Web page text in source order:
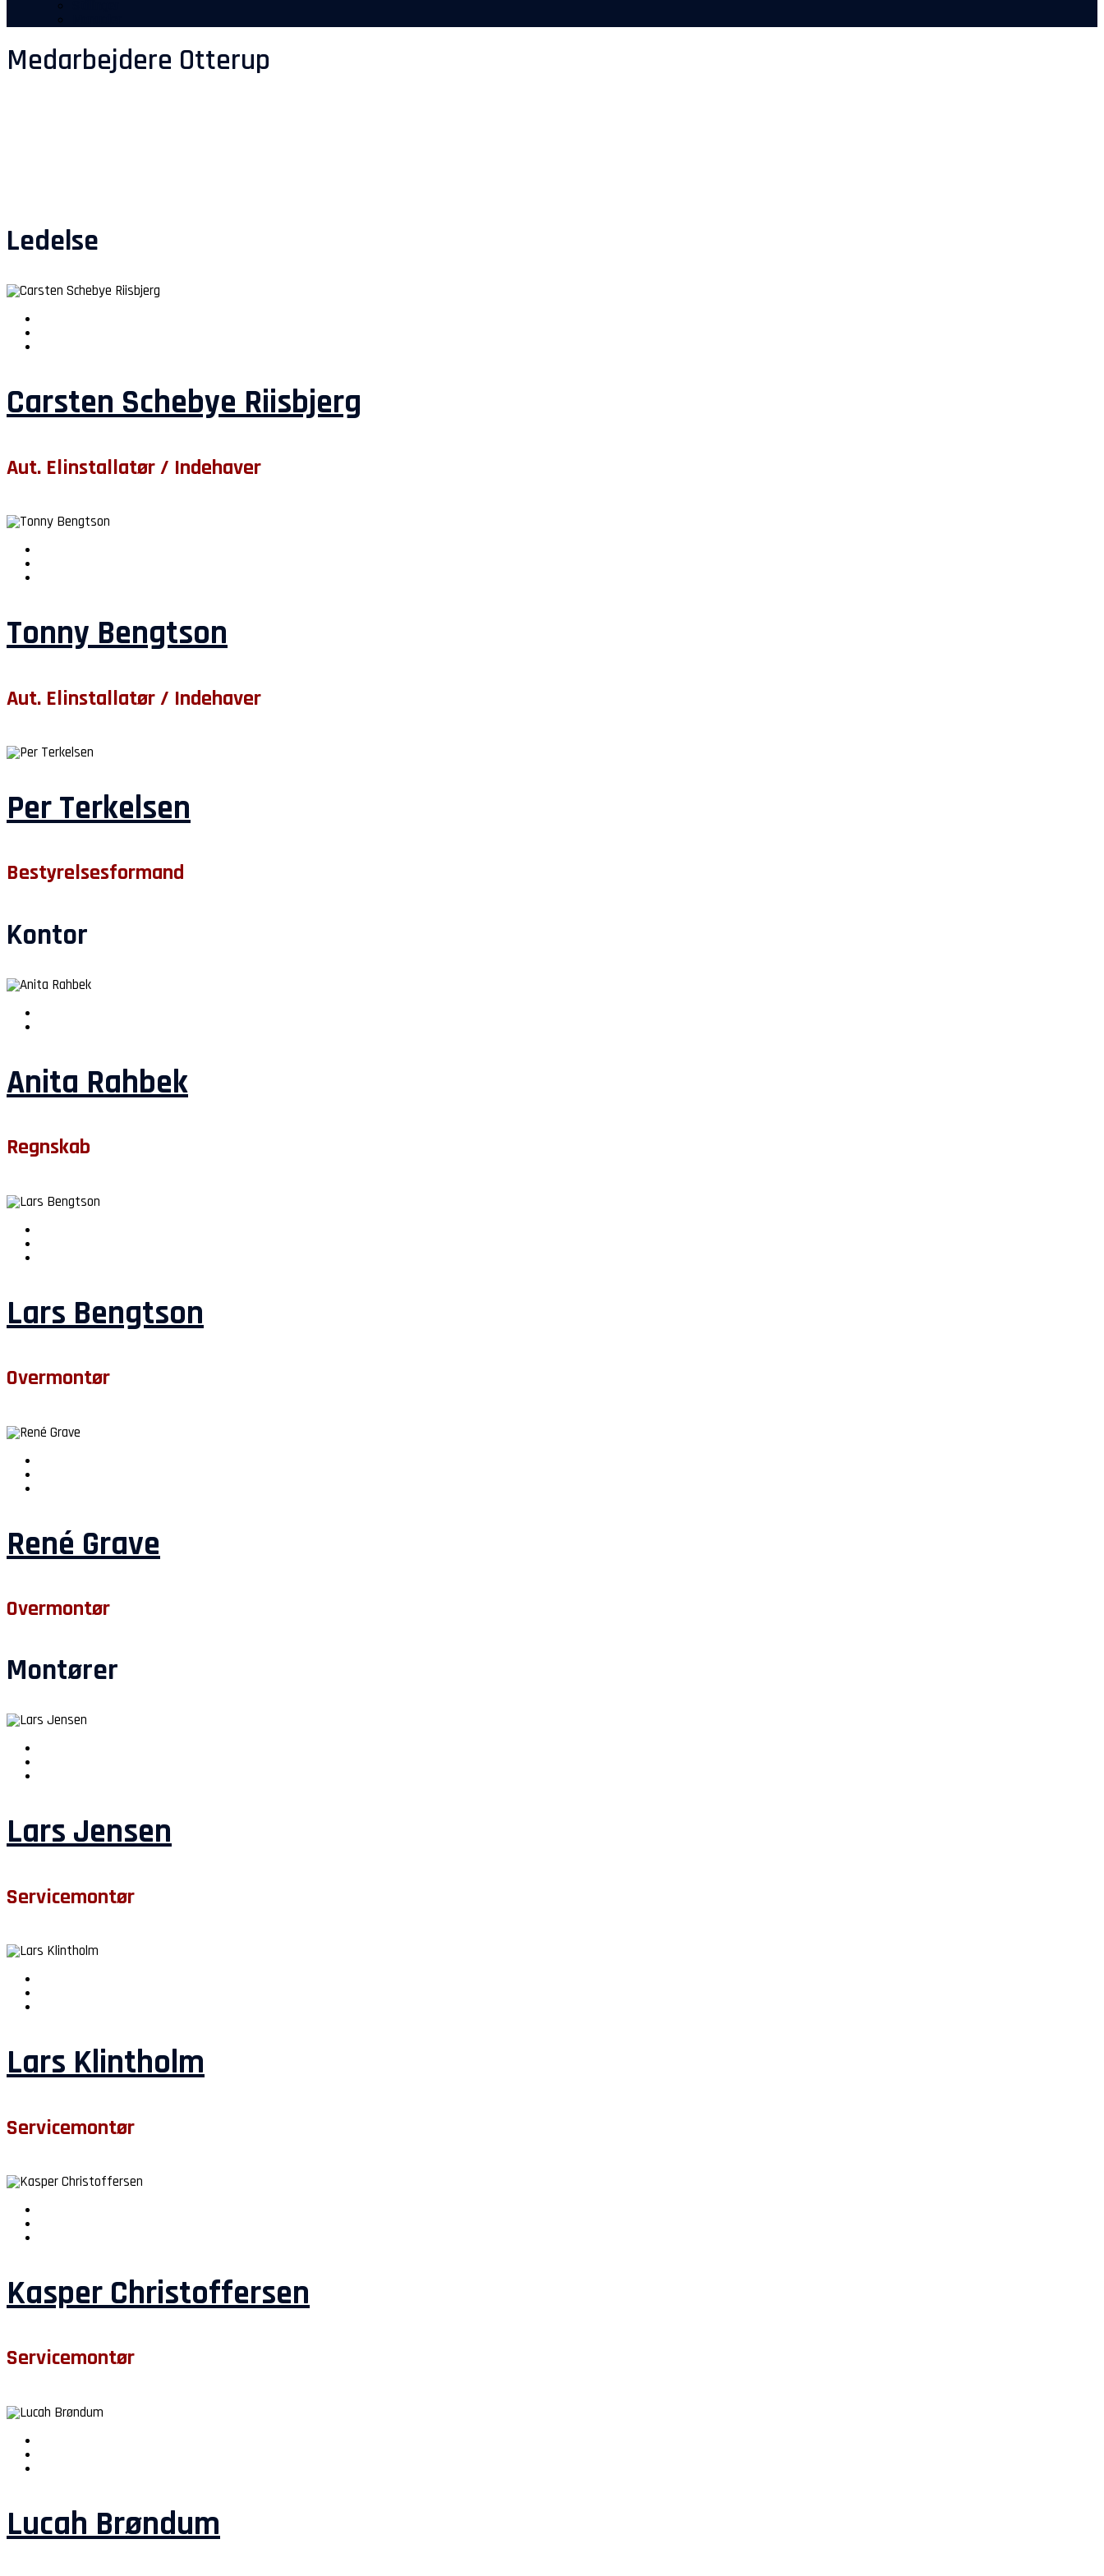
Medarbejdere Otterup
Ledelse
Carsten Schebye Riisbjerg
Aut. Elinstallatør / Indehaver
Tonny Bengtson
Aut. Elinstallatør / Indehaver
Per Terkelsen
Bestyrelsesformand
Kontor
Anita Rahbek
Regnskab
Lars Bengtson
Overmontør
René Grave
Overmontør
Montører
Lars Jensen
Servicemontør
Lars Klintholm
Servicemontør
Kasper Christoffersen
Servicemontør
Lucah Brøndum